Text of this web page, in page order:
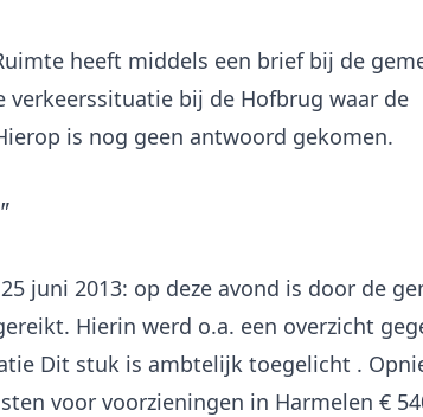
heeft middels een brief bij de
verkeerssituatie bij de Hofbrug waar de
juni 2013: op deze avond is door de
Hierin werd o.a. een overzicht
Dit stuk is ambtelijk toegelicht .
voor voorzieningen in Harmelen €